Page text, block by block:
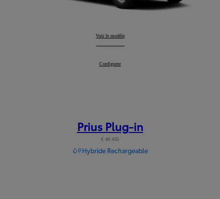
Proace Max:
Voir le modèle
Proace Max
Configurez
Prius Plug-in
€ 48.435
Hybride Rechargeable